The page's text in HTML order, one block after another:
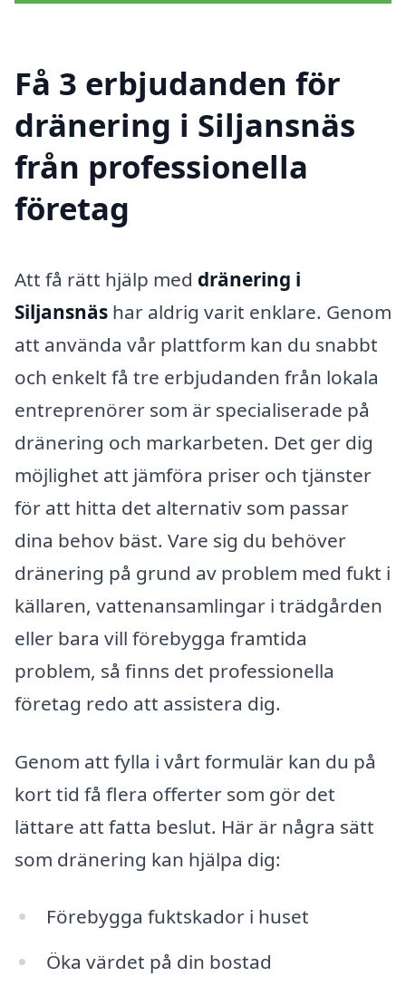
Få 3 erbjudanden för
dränering i Siljansnäs
från professionella
företag
Att få rätt hjälp med dränering i
Siljansnäs har aldrig varit enklare. Genom
att använda vår plattform kan du snabbt
och enkelt få tre erbjudanden från lokala
entreprenörer som är specialiserade på
dränering och markarbeten. Det ger dig
möjlighet att jämföra priser och tjänster
för att hitta det alternativ som passar
dina behov bäst. Vare sig du behöver
dränering på grund av problem med fukt i
källaren, vattenansamlingar i trädgården
eller bara vill förebygga framtida
problem, så finns det professionella
företag redo att assistera dig.
Genom att fylla i vårt formulär kan du på
kort tid få flera offerter som gör det
lättare att fatta beslut. Här är några sätt
som dränering kan hjälpa dig:
Förebygga fuktskador i huset
Öka värdet på din bostad